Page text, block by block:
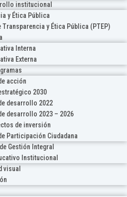
institucional
y Ética Pública
Transparencia y Ética Pública (PTEP)
Interna
Externa
acción
2030
desarrollo 2022
desarrollo 2023 – 2026
de inversión
Participación Ciudadana
Gestión Integral
Institucional
visual